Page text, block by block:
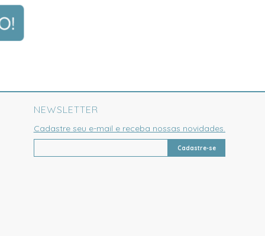
NEWSLETTER
Cadastre seu e-mail e receba nossas novidades.
Cadastre-se